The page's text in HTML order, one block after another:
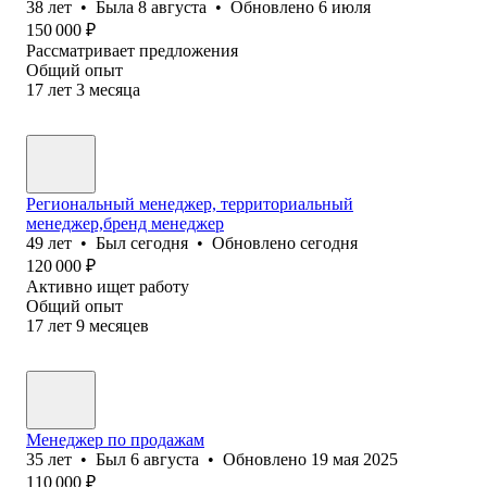
38 лет • Была 8 августа • Обновлено 6 июля
150 000 ₽
Рассматривает предложения
Общий опыт
17 лет 3 месяца
Региональный менеджер, территориальный
менеджер,бренд менеджер
49 лет • Был сегодня • Обновлено сегодня
120 000 ₽
Активно ищет работу
Общий опыт
17 лет 9 месяцев
Менеджер по продажам
35 лет • Был 6 августа • Обновлено 19 мая 2025
110 000 ₽